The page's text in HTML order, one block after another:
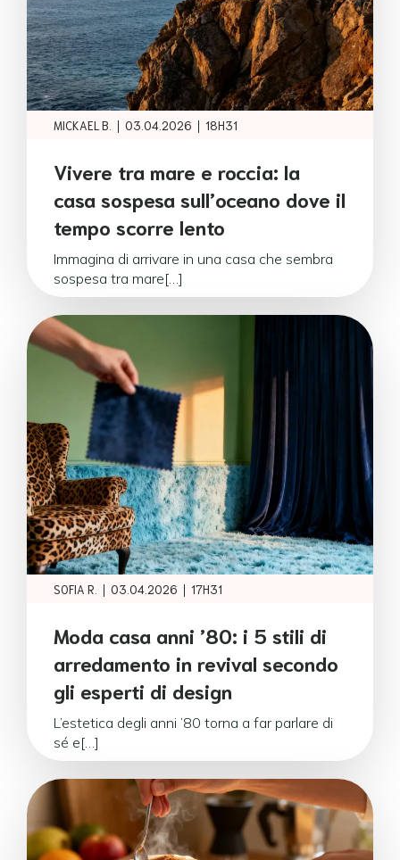
MICKAEL B. | 03.04.2026 | 18H31
Vivere tra mare e roccia: la
casa sospesa sull’oceano dove il
tempo scorre lento
Immagina di arrivare in una casa che sembra
sospesa tra mare[…]
SOFIA R. | 03.04.2026 | 17H31
Moda casa anni ’80: i 5 stili di
arredamento in revival secondo
gli esperti di design
L’estetica degli anni ’80 torna a far parlare di
sé e[…]